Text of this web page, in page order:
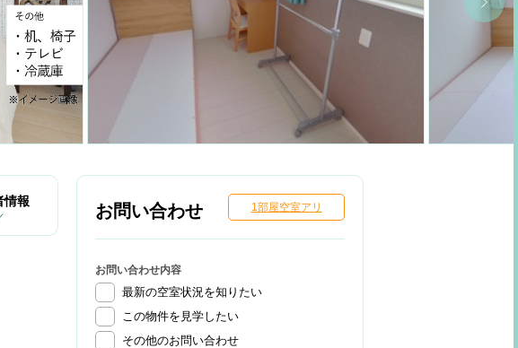
情報 お問い合わせ 1部屋空室アリ
お問い合わせ内容
最新の空室状況を知りたい
この物件を見学したい
その他のお問い合わせ